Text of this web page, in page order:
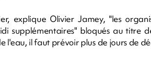
explique Olivier Jamey, "les
supplémentaires" bloqués au titre
l'eau, il faut prévoir plus de jours de